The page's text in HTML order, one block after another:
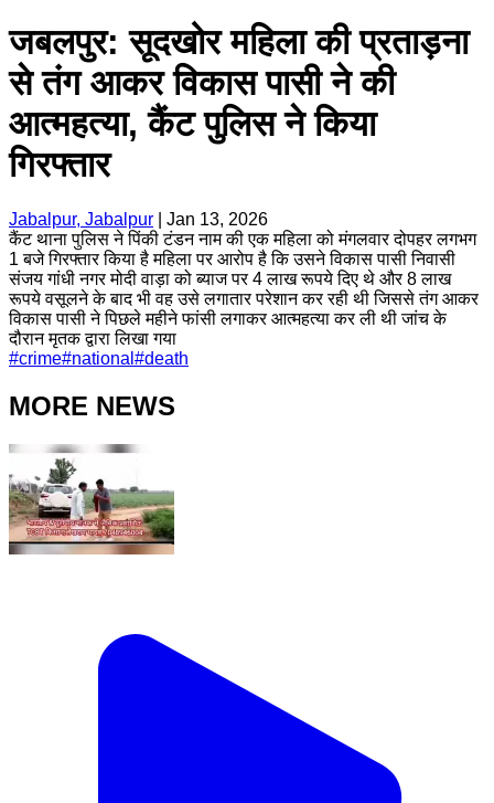
जबलपुर: सूदखोर महिला की प्रताड़ना
से तंग आकर विकास पासी ने की
आत्महत्या, कैंट पुलिस ने किया
गिरफ्तार
Jabalpur, Jabalpur
Jan 13, 2026
कैंट थाना पुलिस ने पिंकी टंडन नाम की एक महिला को मंगलवार दोपहर लगभग
1 बजे गिरफ्तार किया है महिला पर आरोप है कि उसने विकास पासी निवासी
संजय गांधी नगर मोदी वाड़ा को ब्याज पर 4 लाख रूपये दिए थे और 8 लाख
रूपये वसूलने के बाद भी वह उसे लगातार परेशान कर रही थी जिससे तंग आकर
विकास पासी ने पिछले महीने फांसी लगाकर आत्महत्या कर ली थी जांच के
दौरान मृतक द्वारा लिखा गया
#crime#national #death
MORE NEWS